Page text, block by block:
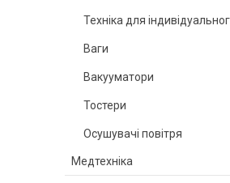
Техніка для
Ваги
Вакууматори
Тостери
Осушувачі повітря
Медтехніка